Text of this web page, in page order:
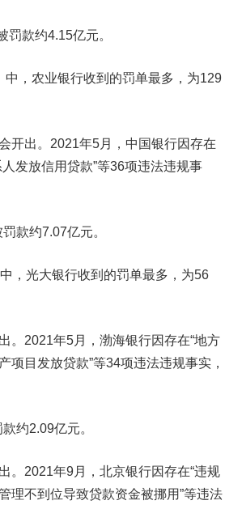
罚款约4.15亿元。
， 农业银行收到的罚单最多，为129
出。2021年5月， 中国银行因存在
发放信用贷款”等36项违法违规事
罚款约7.07亿元。
， 光大银行收到的罚单最多，为56
2021年5月， 渤海银行因存在“地方
目发放贷款”等34项违法违规事实，
款约2.09亿元。
。2021年9月， 北京银行因存在“违规
理不到位导致贷款资金被挪用”等违法